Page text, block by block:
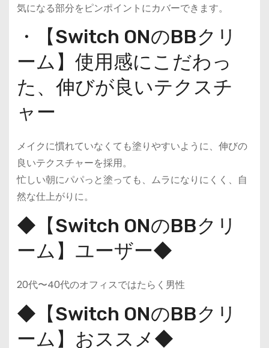
気になる部分をピンポイントにカバーできます。
・【Switch ONのBBクリ
ーム】使用感にこだわっ
た、伸びが良いテクスチ
ャー
メイクに慣れていなくても塗りやすいように、伸びの
良いテクスチャーを採用。
忙しい朝にパパっと塗っても、ムラになりにくく、自
然な仕上がりに。
◆【Switch ONのBBクリ
ーム】ユーザー◆
20代〜40代のオフィスではたらく男性
◆【Switch ONのBBクリ
ーム】おススメ◆